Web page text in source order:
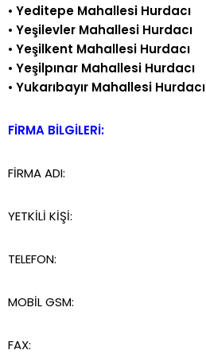
• Yeditepe Mahallesi Hurdacı
• Yeşilevler Mahallesi Hurdacı
• Yeşilkent Mahallesi Hurdacı
• Yeşilpınar Mahallesi Hurdacı
• Yukarıbayır Mahallesi Hurdacı
FİRMA BİLGİLERİ:
FİRMA ADI:
YETKİLİ KİŞİ:
TELEFON:
MOBİL GSM:
FAX: